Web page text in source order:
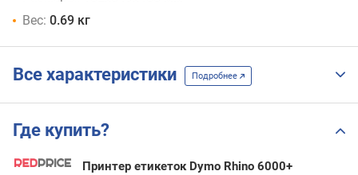
Вес: 0.69 кг
Все характеристики Подробнее
Где купить?
Принтер етикеток Dymo Rhino 6000+